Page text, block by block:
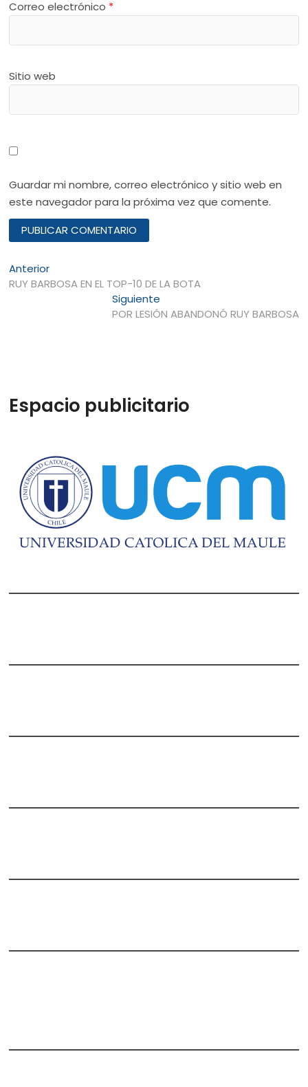
Correo electrónico *
Sitio web
Guardar mi nombre, correo electrónico y sitio web en
este navegador para la próxima vez que comente.
Navegación
de
AnteriorEntrada
anterior:
RUY BARBOSA EN EL TOP-10 DE LA BOTA
SiguienteEntrada
siguiente:
POR LESIÓN ABANDONÓ RUY BARBOSA
Espacio publicitario